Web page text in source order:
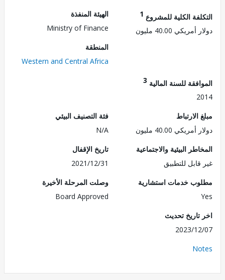
الكلية للمشروع1
40.00 مليون
الهيئة المنفذة
Ministry of Finance
Western and Central Africa
للسنة المالية3
40.00 مليون
فئة التصنيف البيئي
البيئية والاجتماعية
للتطبيق
تاريخ الإقفال
2021/12/31
خدمات استشارية
وصلت المرحلة الأخيرة
Board Approved
تحديث
2023/